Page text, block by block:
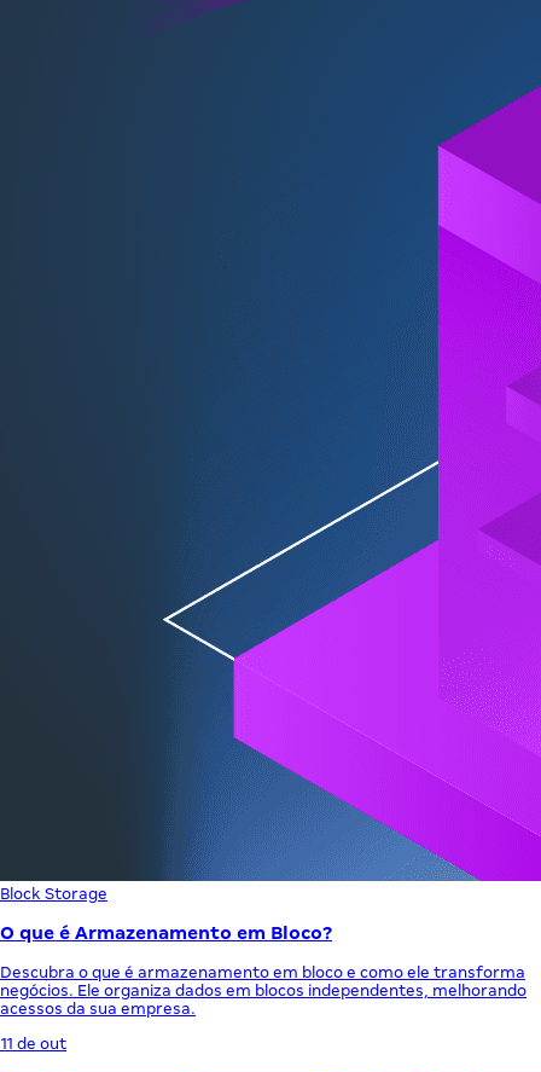
Block Storage
O que é Armazenamento em Bloco?
Descubra o que é armazenamento em bloco e como ele transforma
negócios. Ele organiza dados em blocos independentes, melhorando
acessos da sua empresa.
11 de out